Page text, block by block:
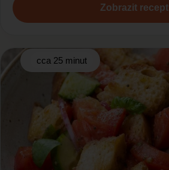
Zobrazit recept
cca 25 minut